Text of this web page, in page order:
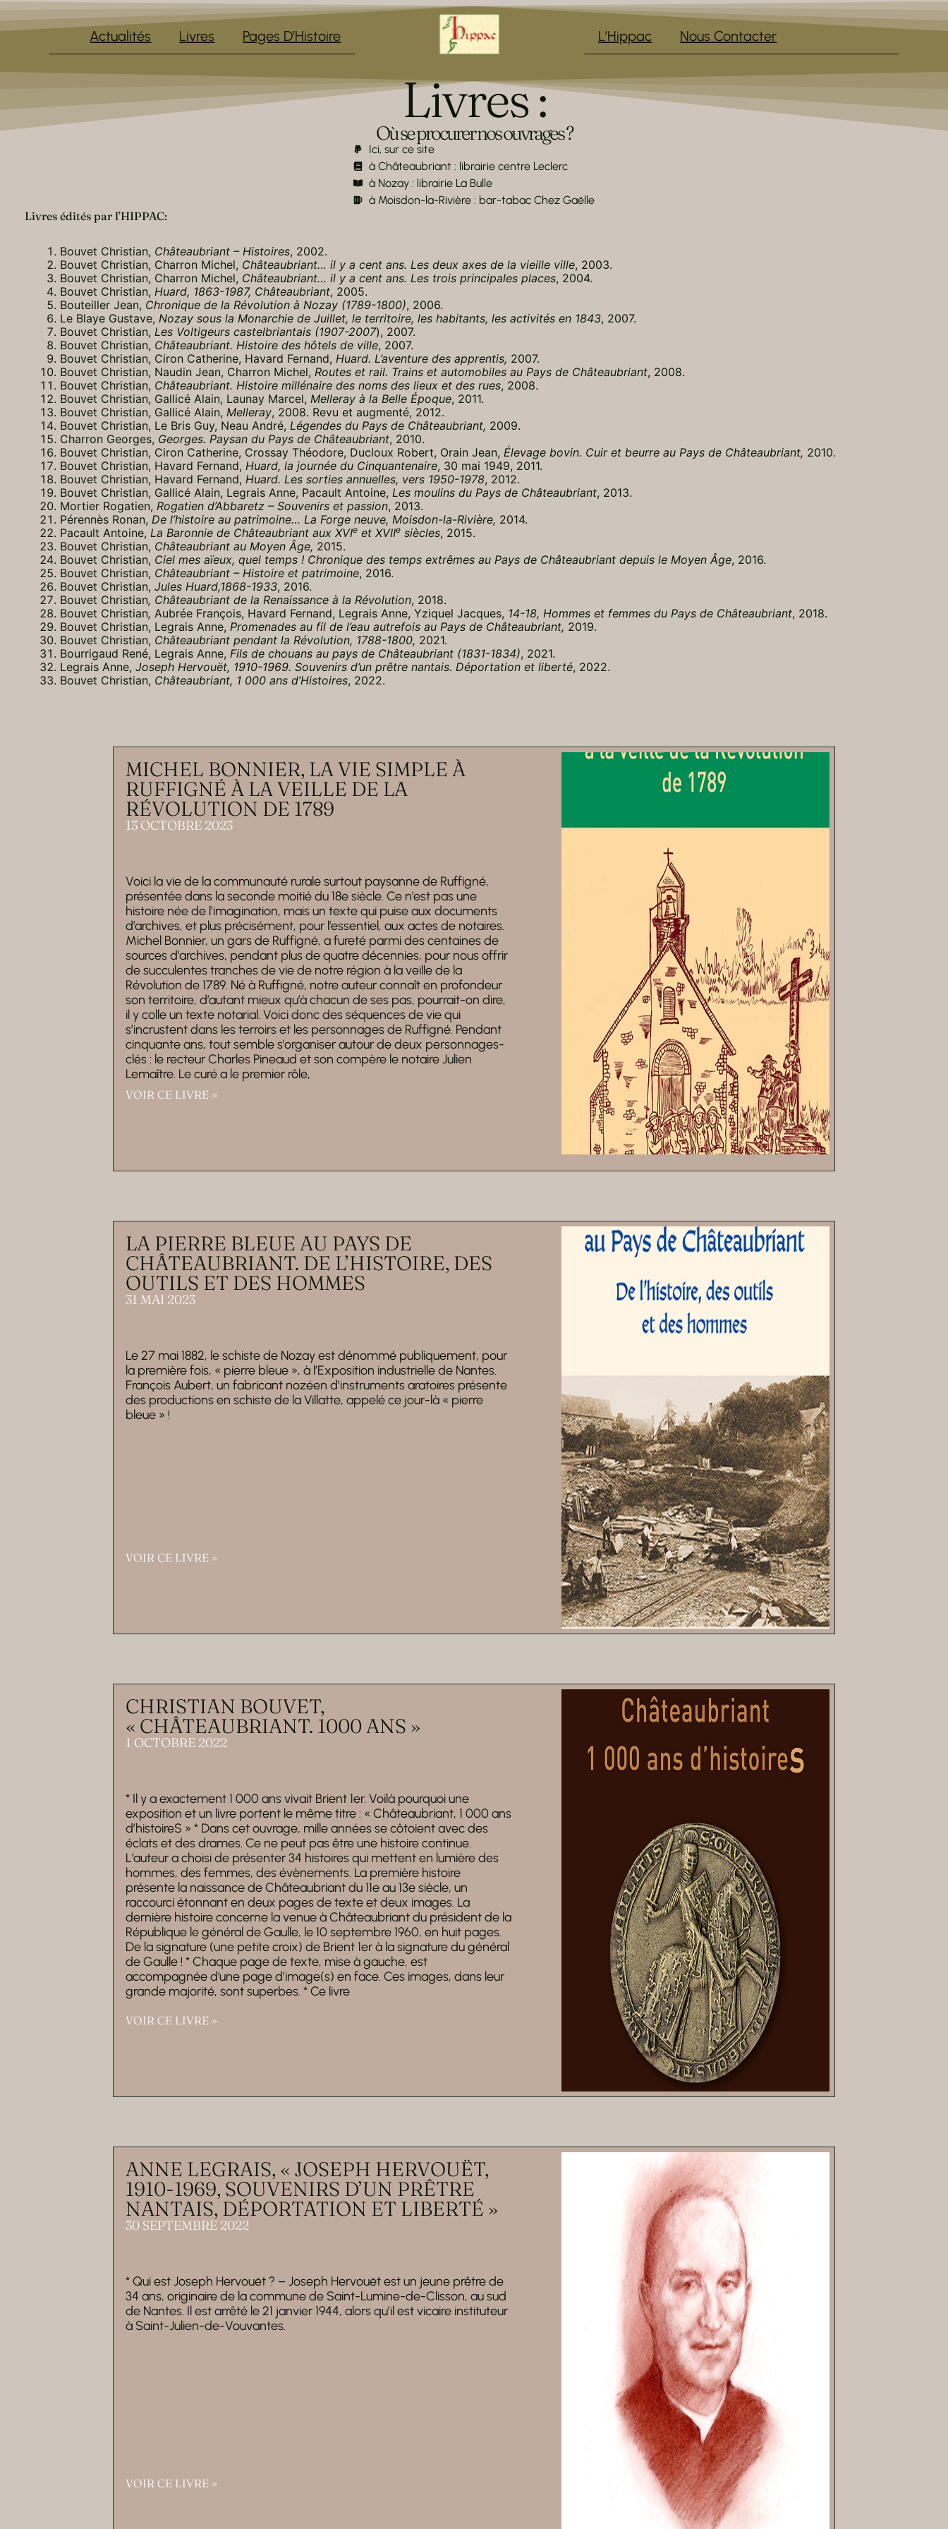
Actualités Livres Pages D’Histoire L’Hippac Nous Contacter
Livres :
Où se procurer nos ouvrages ?
Ici, sur ce site
à Châteaubriant : librairie centre Leclerc
à Nozay : librairie La Bulle
à Moisdon-la-Rivière : bar-tabac Chez Gaëlle
Livres édités par l’HIPPAC:
Bouvet Christian, Châteaubriant – Histoires, 2002.
Bouvet Christian, Charron Michel, Châteaubriant… il y a cent ans. Les deux axes de la vieille ville, 2003.
Bouvet Christian, Charron Michel, Châteaubriant… il y a cent ans. Les trois principales places, 2004.
Bouvet Christian, Huard, 1863-1987, Châteaubriant, 2005.
Bouteiller Jean, Chronique de la Révolution à Nozay (1789-1800), 2006.
Le Blaye Gustave, Nozay sous la Monarchie de Juillet, le territoire, les habitants, les activités en 1843, 2007.
Bouvet Christian, Les Voltigeurs castelbriantais (1907-2007), 2007.
Bouvet Christian, Châteaubriant. Histoire des hôtels de ville, 2007.
Bouvet Christian, Ciron Catherine, Havard Fernand, Huard. L’aventure des apprentis, 2007.
Bouvet Christian, Naudin Jean, Charron Michel, Routes et rail. Trains et automobiles au Pays de Châteaubriant, 2008.
Bouvet Christian, Châteaubriant. Histoire millénaire des noms des lieux et des rues, 2008.
Bouvet Christian, Gallicé Alain, Launay Marcel, Melleray à la Belle Époque, 2011.
Bouvet Christian, Gallicé Alain, Melleray, 2008. Revu et augmenté, 2012.
Bouvet Christian, Le Bris Guy, Neau André, Légendes du Pays de Châteaubriant, 2009.
Charron Georges, Georges. Paysan du Pays de Châteaubriant, 2010.
Bouvet Christian, Ciron Catherine, Crossay Théodore, Ducloux Robert, Orain Jean, Élevage bovin. Cuir et beurre au Pays de Châteaubriant, 2010.
Bouvet Christian, Havard Fernand, Huard, la journée du Cinquantenaire, 30 mai 1949, 2011.
Bouvet Christian, Havard Fernand, Huard. Les sorties annuelles, vers 1950-1978, 2012.
Bouvet Christian, Gallicé Alain, Legrais Anne, Pacault Antoine, Les moulins du Pays de Châteaubriant, 2013.
Mortier Rogatien, Rogatien d’Abbaretz – Souvenirs et passion, 2013.
Pérennès Ronan, De l’histoire au patrimoine… La Forge neuve, Moisdon-la-Rivière, 2014.
Pacault Antoine, La Baronnie de Châteaubriant aux XVIe et XVIIe siècles, 2015.
Bouvet Christian, Châteaubriant au Moyen Âge, 2015.
Bouvet Christian, Ciel mes aïeux, quel temps ! Chronique des temps extrêmes au Pays de Châteaubriant depuis le Moyen Âge, 2016.
Bouvet Christian, Châteaubriant – Histoire et patrimoine, 2016.
Bouvet Christian, Jules Huard,1868-1933, 2016.
Bouvet Christian, Châteaubriant de la Renaissance à la Révolution, 2018.
Bouvet Christian, Aubrée François, Havard Fernand, Legrais Anne, Yziquel Jacques, 14-18, Hommes et femmes du Pays de Châteaubriant, 2018.
Bouvet Christian, Legrais Anne, Promenades au fil de l’eau autrefois au Pays de Châteaubriant, 2019.
Bouvet Christian, Châteaubriant pendant la Révolution, 1788-1800, 2021.
Bourrigaud René, Legrais Anne, Fils de chouans au pays de Châteaubriant (1831-1834), 2021.
Legrais Anne, Joseph Hervouët, 1910-1969. Souvenirs d’un prêtre nantais. Déportation et liberté, 2022.
Bouvet Christian, Châteaubriant, 1 000 ans d’Histoires, 2022.
MICHEL BONNIER, LA VIE SIMPLE À
RUFFIGNÉ À LA VEILLE DE LA
RÉVOLUTION DE 1789
13 OCTOBRE 2023
Voici la vie de la communauté rurale surtout paysanne de Ruffigné,
présentée dans la seconde moitié du 18e siècle. Ce n’est pas une
histoire née de l’imagination, mais un texte qui puise aux documents
d’archives, et plus précisément, pour l’essentiel, aux actes de notaires.
Michel Bonnier, un gars de Ruffigné, a fureté parmi des centaines de
sources d’archives, pendant plus de quatre décennies, pour nous offrir
de succulentes tranches de vie de notre région à la veille de la
Révolution de 1789. Né à Ruffigné, notre auteur connaît en profondeur
son territoire, d’autant mieux qu’à chacun de ses pas, pourrait-on dire,
il y colle un texte notarial. Voici donc des séquences de vie qui
s’incrustent dans les terroirs et les personnages de Ruffigné. Pendant
cinquante ans, tout semble s’organiser autour de deux personnages-
clés : le recteur Charles Pineaud et son compère le notaire Julien
Lemaître. Le curé a le premier rôle,
VOIR CE LIVRE »
LA PIERRE BLEUE AU PAYS DE
CHÂTEAUBRIANT. DE L’HISTOIRE, DES
OUTILS ET DES HOMMES
31 MAI 2023
Le 27 mai 1882, le schiste de Nozay est dénommé publiquement, pour
la première fois, « pierre bleue », à l’Exposition industrielle de Nantes.
François Aubert, un fabricant nozéen d’instruments aratoires présente
des productions en schiste de la Villatte, appelé ce jour-là « pierre
bleue » !
VOIR CE LIVRE »
CHRISTIAN BOUVET,
« CHÂTEAUBRIANT. 1000 ANS »
1 OCTOBRE 2022
* Il y a exactement 1 000 ans vivait Brient 1er. Voilà pourquoi une
exposition et un livre portent le même titre : « Châteaubriant, 1 000 ans
d’histoireS » * Dans cet ouvrage, mille années se côtoient avec des
éclats et des drames. Ce ne peut pas être une histoire continue.
L’auteur a choisi de présenter 34 histoires qui mettent en lumière des
hommes, des femmes, des évènements. La première histoire
présente la naissance de Châteaubriant du 11e au 13e siècle, un
raccourci étonnant en deux pages de texte et deux images. La
dernière histoire concerne la venue à Châteaubriant du président de la
République le général de Gaulle, le 10 septembre 1960, en huit pages.
De la signature (une petite croix) de Brient 1er à la signature du général
de Gaulle ! * Chaque page de texte, mise à gauche, est
accompagnée d’une page d’image(s) en face. Ces images, dans leur
grande majorité, sont superbes. * Ce livre
VOIR CE LIVRE »
ANNE LEGRAIS, « JOSEPH HERVOUËT,
1910-1969, SOUVENIRS D’UN PRÊTRE
NANTAIS, DÉPORTATION ET LIBERTÉ »
30 SEPTEMBRE 2022
* Qui est Joseph Hervouët ? – Joseph Hervouët est un jeune prêtre de
34 ans, originaire de la commune de Saint-Lumine-de-Clisson, au sud
de Nantes. Il est arrêté le 21 janvier 1944, alors qu’il est vicaire instituteur
à Saint-Julien-de-Vouvantes.
VOIR CE LIVRE »